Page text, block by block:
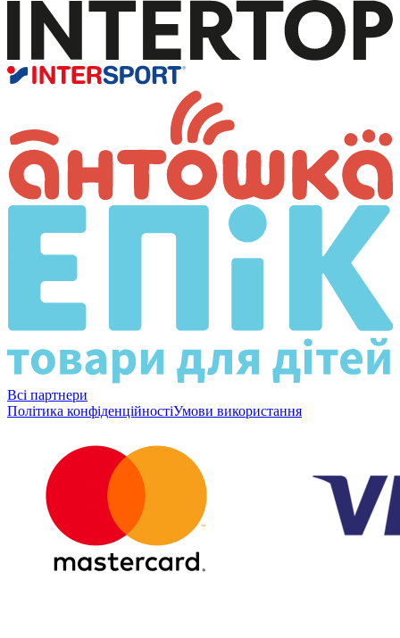
Всі партнери
Політика конфіденційностіУмови використання